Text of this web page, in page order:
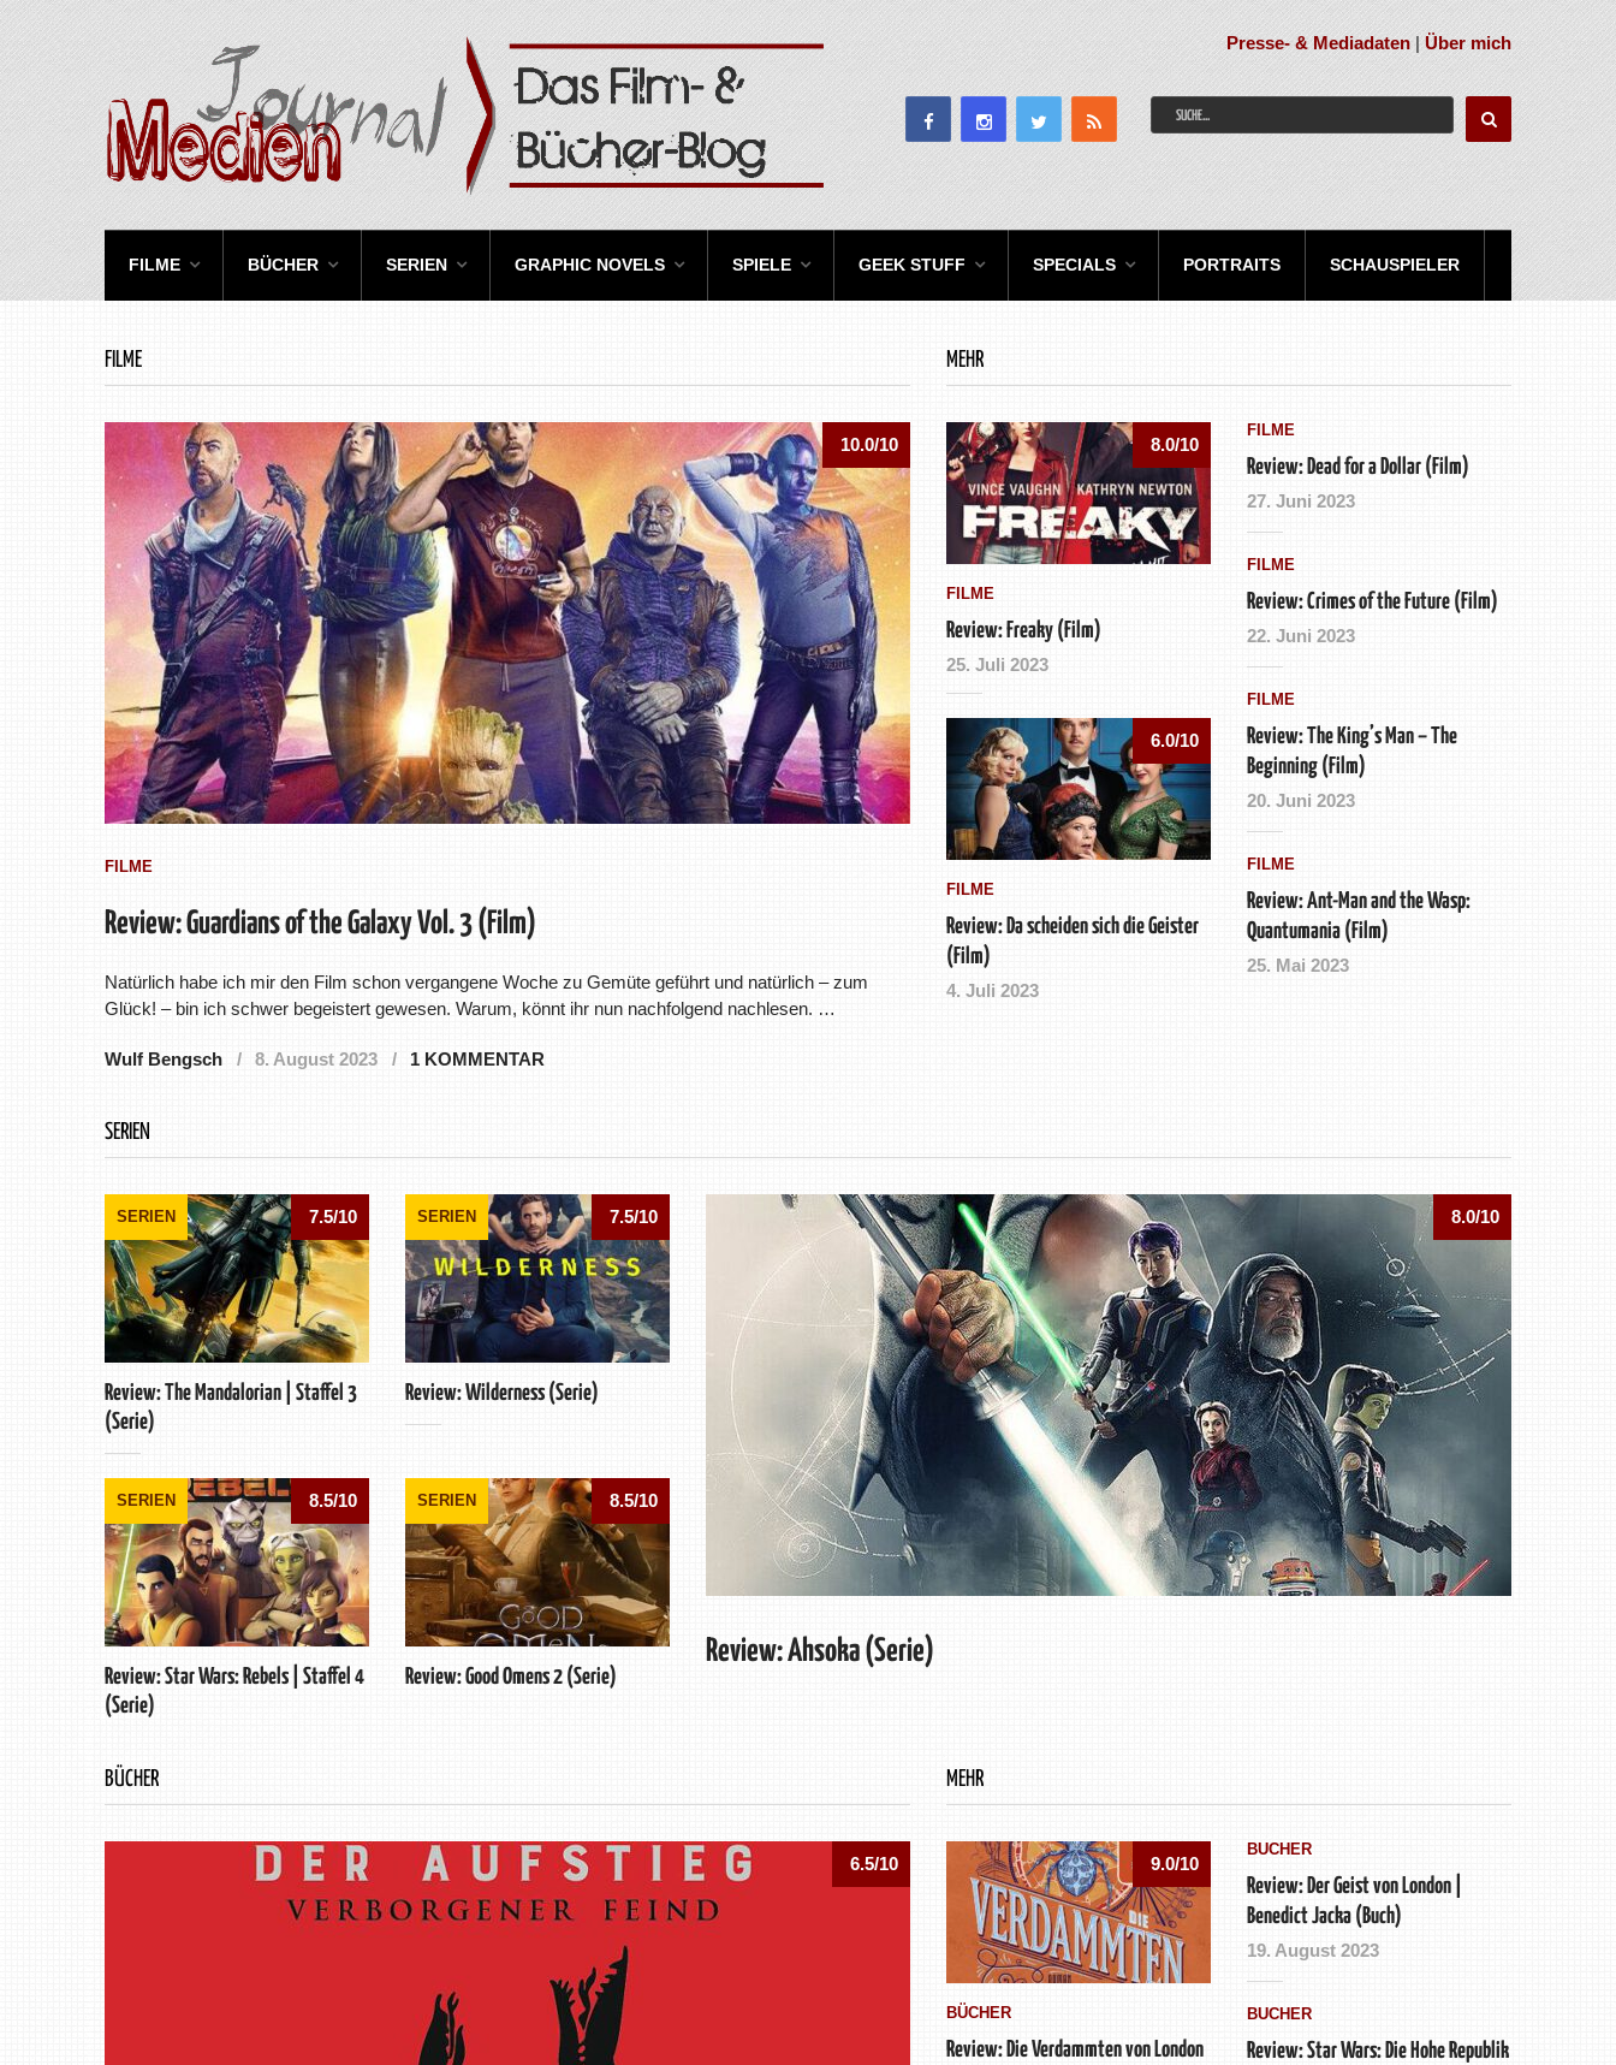
Presse- & Mediadaten |Über mich
FILME BÜCHER SERIEN GRAPHIC NOVELS SPIELE GEEK STUFF SPECIALS PORTRAITS SCHAUSPIELER
FILME
10.0/10
FILME
Review: Guardians of the Galaxy Vol. 3 (Film)
Natürlich habe ich mir den Film schon vergangene Woche zu Gemüte geführt und natürlich – zum
Glück! – bin ich schwer begeistert gewesen. Warum, könnt ihr nun nachfolgend nachlesen. …
Wulf Bengsch 8. August 2023 1 KOMMENTAR
MEHR
8.0/10
FILME
Review: Freaky (Film)
25. Juli 2023
6.0/10
FILME
Review: Da scheiden sich die Geister
(Film)
4. Juli 2023
FILME
Review: Dead for a Dollar (Film)
27. Juni 2023
FILME
Review: Crimes of the Future (Film)
22. Juni 2023
FILME
Review: The King’s Man – The
Beginning (Film)
20. Juni 2023
FILME
Review: Ant-Man and the Wasp:
Quantumania (Film)
25. Mai 2023
SERIEN
8.0/10
Review: Ahsoka (Serie)
7.5/10
SERIEN
Review: The Mandalorian | Staffel 3
(Serie)
7.5/10
SERIEN
Review: Wilderness (Serie)
8.5/10
SERIEN
Review: Star Wars: Rebels | Staffel 4
(Serie)
8.5/10
SERIEN
Review: Good Omens 2 (Serie)
BÜCHER
6.5/10
MEHR
9.0/10
BÜCHER
Review: Die Verdammten von London
BÜCHER
Review: Der Geist von London |
Benedict Jacka (Buch)
19. August 2023
BÜCHER
Review: Star Wars: Die Hohe Republik